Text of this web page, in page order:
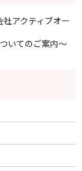
アクティブオー
いてのご案内～